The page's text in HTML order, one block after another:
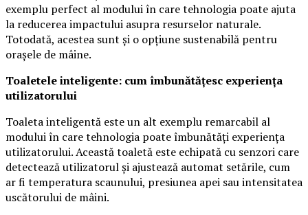
exemplu perfect al modului în care tehnologia poate ajuta
la reducerea impactului asupra resurselor naturale.
Totodată, acestea sunt și o opțiune sustenabilă pentru
orașele de mâine.
Toaletele inteligente: cum îmbunătățesc experiența
utilizatorului
Toaleta inteligentă este un alt exemplu remarcabil al
modului în care tehnologia poate îmbunătăți experiența
utilizatorului. Această toaletă este echipată cu senzori care
detectează utilizatorul și ajustează automat setările, cum
ar fi temperatura scaunului, presiunea apei sau intensitatea
uscătorului de mâini.